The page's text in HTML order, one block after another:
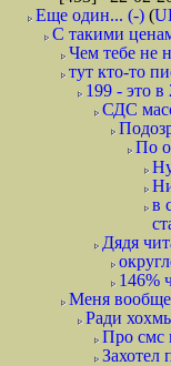
Еще один... (-) (
С такими
Чем тебе не
тут кто-то
199 - это
СДС
По
в
Дядя
146%
Меня вообще
Ради
Про смс
Захотел